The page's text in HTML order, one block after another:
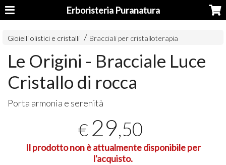
Erboristeria Puranatura
Gioielli olistici e cristalli Bracciali per cristalloterapia
Le Origini - Bracciale Luce
Cristallo di rocca
Porta armonia e serenità
€ 29,50
Il prodotto non è attualmente disponibile per
l'acquisto.